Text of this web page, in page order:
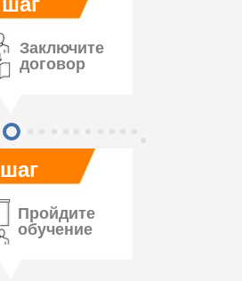
шаг
Заключите
договор
Пройдите
обучение